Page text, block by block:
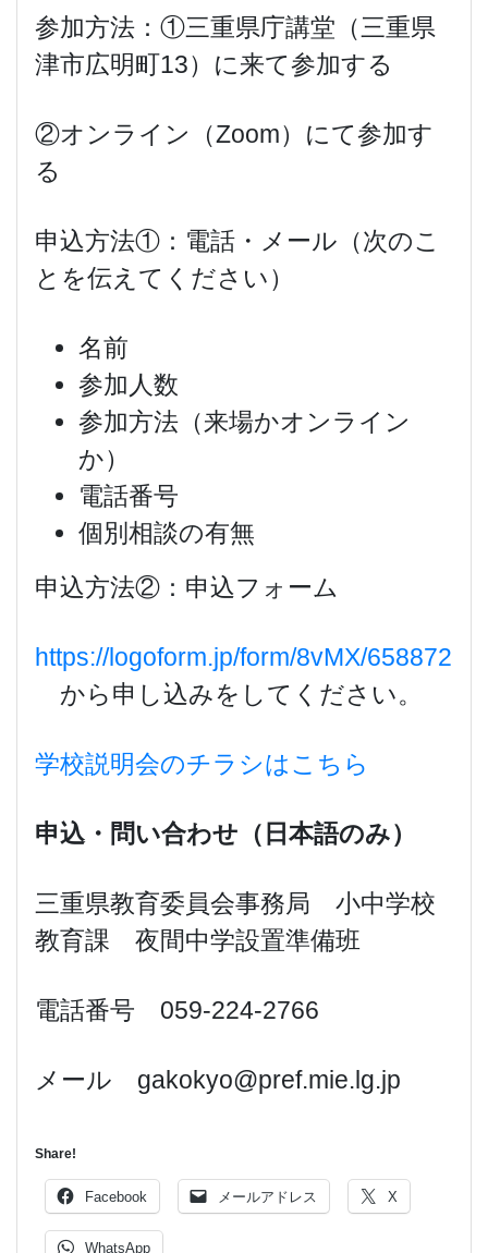
参加方法：①三重県庁講堂（三重県
津市広明町13）に来て参加する
②オンライン（Zoom）にて参加す
る
申込方法①：電話・メール（次のこ
とを伝えてください）
名前
参加人数
参加方法（来場かオンライン
か）
電話番号
個別相談の有無
申込方法②：申込フォーム
https://logoform.jp/form/8vMX/658872
から申し込みをしてください。
学校説明会のチラシはこちら
申込・問い合わせ（日本語のみ）
三重県教育委員会事務局 小中学校
教育課 夜間中学設置準備班
電話番号 059-224-2766
メール gakokyo@pref.mie.lg.jp
Share!
Facebook メールアドレス X
WhatsApp